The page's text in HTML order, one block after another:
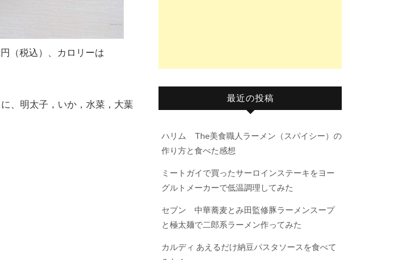
（税込）、カロリーは
、明太子，いか，水菜，大葉
最近の投稿
ハリム The美食職人ラーメン（スパイシー）の
作り方と食べた感想
ミートガイで買ったサーロインステーキをヨー
グルトメーカーで低温調理してみた
セブン 中華蕎麦とみ田監修豚ラーメンスープ
と極太麺で二郎系ラーメン作ってみた
カルディ あえるだけ納豆パスタソースを食べて